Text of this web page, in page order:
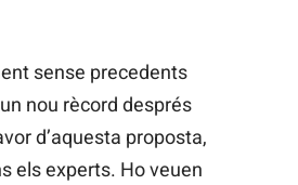
sense precedents
nou rècord després
d’aquesta proposta,
els experts. Ho veuen